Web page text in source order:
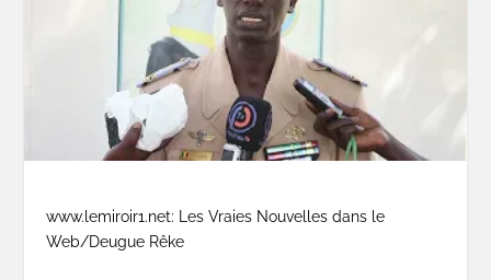
www.lemiroir1.net: Les Vraies Nouvelles dans le
Web/Deugue Rêke